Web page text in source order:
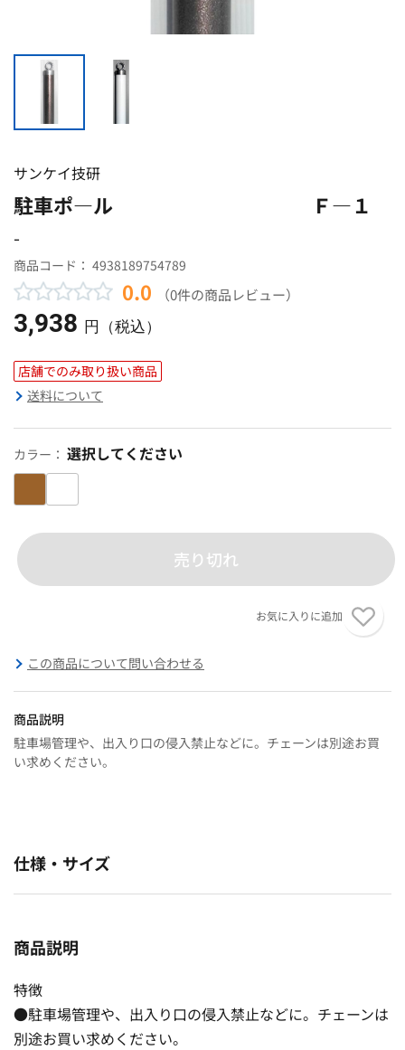
サンケイ技研
駐車ポ―ル Ｆ―１
-
商品コード： 4938189754789
0.0 （0件の商品レビュー）
3,938 円（税込）
店舗でのみ取り扱い商品
送料について
カラー： 選択してください
売り切れ
お気に入りに追加
この商品について問い合わせる
商品説明
駐車場管理や、出入り口の侵入禁止などに。チェーンは別途お買
い求めください。
仕様・サイズ
商品説明
特徴
●駐車場管理や、出入り口の侵入禁止などに。チェーンは
別途お買い求めください。